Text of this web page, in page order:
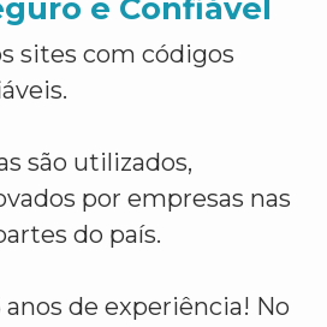
e Confiável
sites com códigos
são utilizados,
por empresas nas
do país.
anos de experiência! No